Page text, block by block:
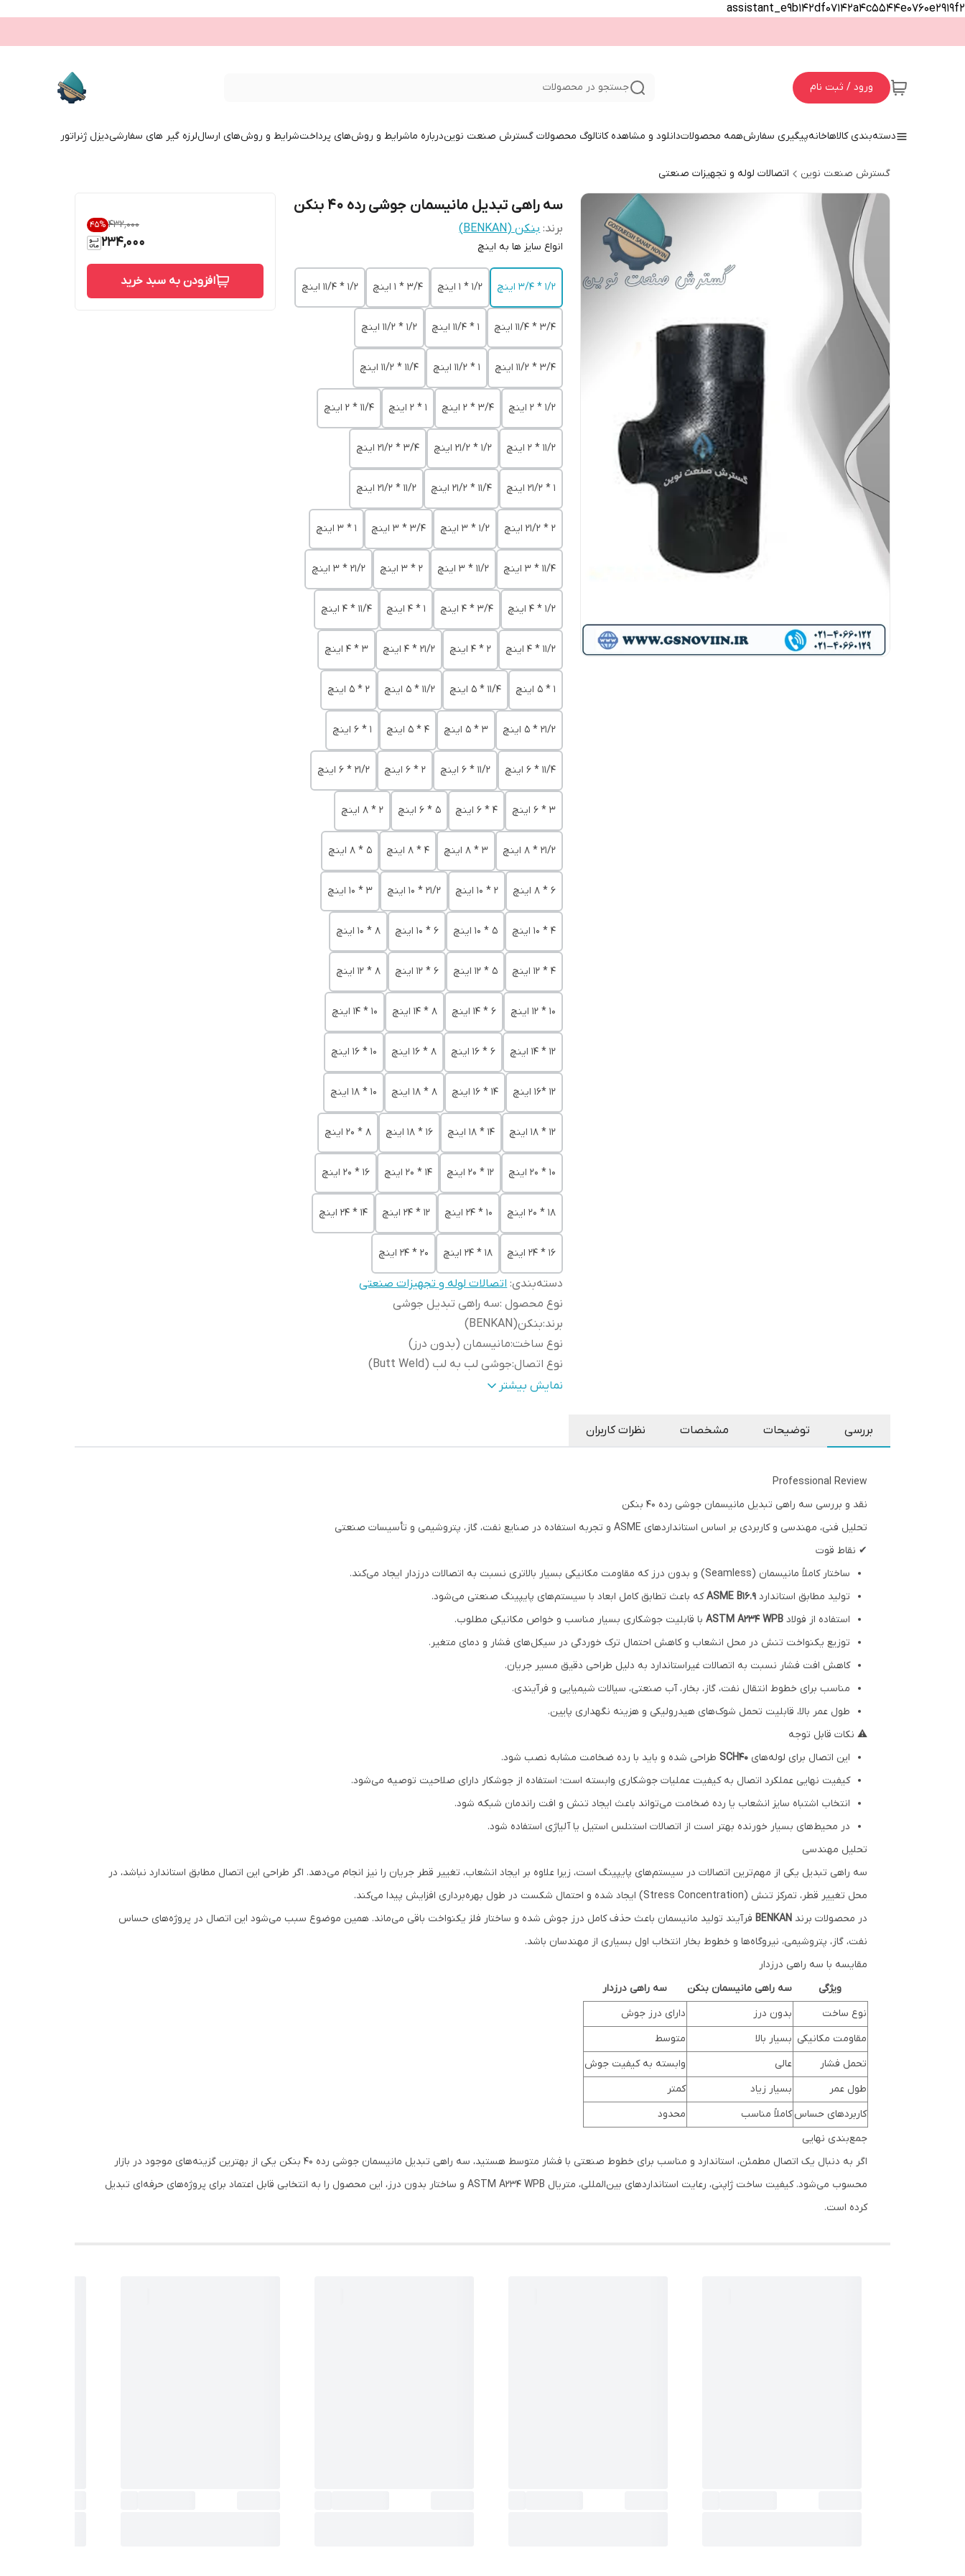
assistant_e9b142df07142a4c5544e0760e2919f2
ورود / ثبت نام جستجو در محصولات
دسته‌بندی کالاهاخانهپیگیری سفارشهمه محصولاتدانلود و مشاهده کاتالوگ محصولات گسترش صنعت نویندرباره ماشرایط و روش‌های پرداختشرایط و روش‌های ارساللرزه گیر های سفارشیدیزل ژنراتور
گسترش صنعت نوین اتصالات لوله و تجهیزات صنعتی
سه راهی تبدیل مانیسمان جوشی رده 40 بنکن
برند: بنکن (BENKAN)
انواع سایز ها به اینچ
1/2 * 3/4 اینچ 1/2 * 1 اینچ 3/4 * 1 اینچ 1/2 * 11/4 اینچ
3/4 * 11/4 اینچ 1 * 11/4 اینچ 1/2 * 11/2 اینچ
3/4 * 11/2 اینچ 1 * 11/2 اینچ 11/4 * 11/2 اینچ
1/2 * 2 اینچ 3/4 * 2 اینچ 1 * 2 اینچ 11/4 * 2 اینچ
11/2 * 2 اینچ 1/2 * 21/2 اینچ 3/4 * 21/2 اینچ
1 * 21/2 اینچ 11/4 * 21/2 اینچ 11/2 * 21/2 اینچ
2 * 21/2 اینچ 1/2 * 3 اینچ 3/4 * 3 اینچ 1 * 3 اینچ
11/4 * 3 اینچ 11/2 * 3 اینچ 2 * 3 اینچ 21/2 * 3 اینچ
1/2 * 4 اینچ 3/4 * 4 اینچ 1 * 4 اینچ 11/4 * 4 اینچ
11/2 * 4 اینچ 2 * 4 اینچ 21/2 * 4 اینچ 3 * 4 اینچ
1 * 5 اینچ 11/4 * 5 اینچ 11/2 * 5 اینچ 2 * 5 اینچ
21/2 * 5 اینچ 3 * 5 اینچ 4 * 5 اینچ 1 * 6 اینچ
11/4 * 6 اینچ 11/2 * 6 اینچ 2 * 6 اینچ 21/2 * 6 اینچ
3 * 6 اینچ 4 * 6 اینچ 5 * 6 اینچ 2 * 8 اینچ
21/2 * 8 اینچ 3 * 8 اینچ 4 * 8 اینچ 5 * 8 اینچ
6 * 8 اینچ 2 * 10 اینچ 21/2 * 10 اینچ 3 * 10 اینچ
4 * 10 اینچ 5 * 10 اینچ 6 * 10 اینچ 8 * 10 اینچ
4 * 12 اینچ 5 * 12 اینچ 6 * 12 اینچ 8 * 12 اینچ
10 * 12 اینچ 6 * 14 اینچ 8 * 14 اینچ 10 * 14 اینچ
12 * 14 اینچ 6 * 16 اینچ 8 * 16 اینچ 10 * 16 اینچ
12 *16 اینچ 14 * 16 اینچ 8 * 18 اینچ 10 * 18 اینچ
12 * 18 اینچ 14 * 18 اینچ 16 * 18 اینچ 8 * 20 اینچ
10 * 20 اینچ 12 * 20 اینچ 14 * 20 اینچ 16 * 20 اینچ
18 * 20 اینچ 10 * 24 اینچ 12 * 24 اینچ 14 * 24 اینچ
16 * 24 اینچ 18 * 24 اینچ 20 * 24 اینچ
دسته‌بندی:اتصالات لوله و تجهیزات صنعتی
نوع محصول :سه راهی تبدیل جوشی
برند:بنکن(BENKAN)
نوع ساخت:مانیسمان (بدون درز)
نوع اتصال:جوشی لب به لب (Butt Weld)
نوع سه راهی: تبدیل (Reducing Tee)
استاندارد ابعادی:
ASME B16.9
قابلیت جوشکاری:بله
نمایش بیشتر
۴۳۲٬۰۰۰ 45%
234,000
افزودن به سبد خرید
بررسی توضیحات مشخصات نظرات کاربران
Professional Review
نقد و بررسی سه راهی تبدیل مانیسمان جوشی رده 40 بنکن
تحلیل فنی، مهندسی و کاربردی بر اساس استانداردهای ASME و تجربه استفاده در صنایع نفت، گاز، پتروشیمی و تأسیسات صنعتی
✔ نقاط قوت
ساختار کاملاً مانیسمان (Seamless) و بدون درز که مقاومت مکانیکی بسیار بالاتری نسبت به اتصالات درزدار ایجاد می‌کند.
تولید مطابق استاندارد ASME B16.9که باعث تطابق کامل ابعاد با سیستم‌های پایپینگ صنعتی می‌شود.
استفاده از فولاد ASTM A234 WPB با قابلیت جوشکاری بسیار مناسب و خواص مکانیکی مطلوب.
توزیع یکنواخت تنش در محل انشعاب و کاهش احتمال ترک خوردگی در سیکل‌های فشار و دمای متغیر.
کاهش افت فشار نسبت به اتصالات غیراستاندارد به دلیل طراحی دقیق مسیر جریان.
مناسب برای خطوط انتقال نفت، گاز، بخار، آب صنعتی، سیالات شیمیایی و فرآیندی.
طول عمر بالا، قابلیت تحمل شوک‌های هیدرولیکی و هزینه نگهداری پایین.
⚠ نکات قابل توجه
این اتصال برای لوله‌های SCH40 طراحی شده و باید با رده ضخامت مشابه نصب شود.
کیفیت نهایی عملکرد اتصال به کیفیت عملیات جوشکاری وابسته است؛ استفاده از جوشکار دارای صلاحیت توصیه می‌شود.
انتخاب اشتباه سایز انشعاب یا رده ضخامت می‌تواند باعث ایجاد تنش و افت راندمان شبکه شود.
در محیط‌های بسیار خورنده بهتر است از اتصالات استنلس استیل یا آلیاژی استفاده شود.
تحلیل مهندسی
سه راهی تبدیل یکی از مهم‌ترین اتصالات در سیستم‌های پایپینگ است، زیرا علاوه بر ایجاد انشعاب، تغییر قطر جریان را نیز انجام می‌دهد. اگر طراحی این اتصال مطابق استاندارد نباشد، در
محل تغییر قطر، تمرکز تنش (Stress Concentration) ایجاد شده و احتمال شکست در طول بهره‌برداری افزایش پیدا می‌کند.
در محصولات برند BENKAN فرآیند تولید مانیسمان باعث حذف کامل درز جوش شده و ساختار فلز یکنواخت باقی می‌ماند. همین موضوع سبب می‌شود این اتصال در پروژه‌های حساس
نفت، گاز، پتروشیمی، نیروگاه‌ها و خطوط بخار انتخاب اول بسیاری از مهندسان باشد.
مقایسه با سه راهی درزدار
ویژگی
سه راهی مانیسمان بنکن
سه راهی درزدار
نوع ساخت
بدون درز
دارای درز جوش
مقاومت مکانیکی بسیار بالا
متوسط
تحمل فشار
عالی
وابسته به کیفیت جوش
طول عمر
بسیار زیاد
کمتر
کاربردهای حساس کاملاً مناسب
محدود
جمع‌بندی نهایی
اگر به دنبال یک اتصال مطمئن، استاندارد و مناسب برای خطوط صنعتی با فشار متوسط هستید، سه راهی تبدیل مانیسمان جوشی رده 40 بنکن یکی از بهترین گزینه‌های موجود در بازار
محسوب می‌شود. کیفیت ساخت ژاپنی، رعایت استانداردهای بین‌المللی، متریال ASTM A234 WPB و ساختار بدون درز، این محصول را به انتخابی قابل اعتماد برای پروژه‌های حرفه‌ای تبدیل
کرده است.